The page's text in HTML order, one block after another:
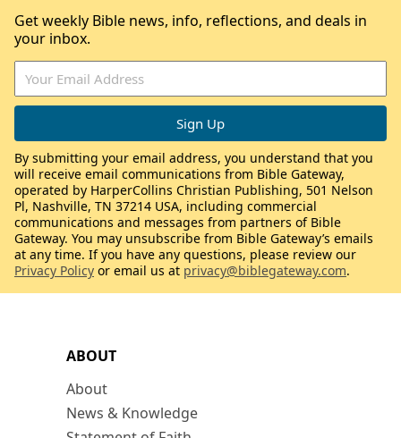
ABOUT
About
News & Knowledge
Get weekly Bible news, info, reflections, and deals in
your inbox.
By submitting your email address, you understand that you
will receive email communications from Bible Gateway,
operated by HarperCollins Christian Publishing, 501 Nelson
Pl, Nashville, TN 37214 USA, including commercial
communications and messages from partners of Bible
Gateway. You may unsubscribe from Bible Gateway’s emails
at any time. If you have any questions, please review our
Privacy Policy or email us at privacy@biblegateway.com.